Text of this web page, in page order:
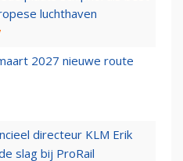
luchthaven
2027 nieuwe route
directeur KLM Erik
slag bij ProRail